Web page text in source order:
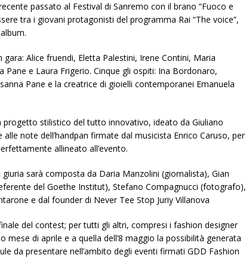
passato al Festival di Sanremo con il brano “Fuoco e
tra i giovani protagonisti del programma Rai “The voice”,
Alice fruendi, Eletta Palestini, Irene Contini, Maria
Pane e Laura Frigerio. Cinque gli ospiti: Ina Bordonaro,
Pane e la creatrice di gioielli contemporanei Emanuela
progetto stilistico del tutto innovativo, ideato da Giuliano
note dell’handpan firmate dal musicista Enrico Caruso, per
allineato all’evento.
sarà composta da Daria Manzolini (giornalista), Gian
del Goethe Institut), Stefano Compagnucci (fotografo),
e dal founder di Never Tee Stop Juriy Villanova
del contest; per tutti gli altri, compresi i fashion designer
di aprile e a quella dell’8 maggio la possibilità generata
da presentare nell’ambito degli eventi firmati GDD Fashion